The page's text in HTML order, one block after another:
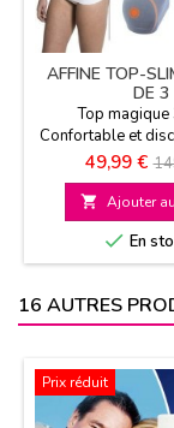
AFFINE TOP-
DE 3
Top magique
Confortable et
gainant Existe
Prix
49,99 €
de
 Ajouter
 En
16 AUTRES
Prix réduit